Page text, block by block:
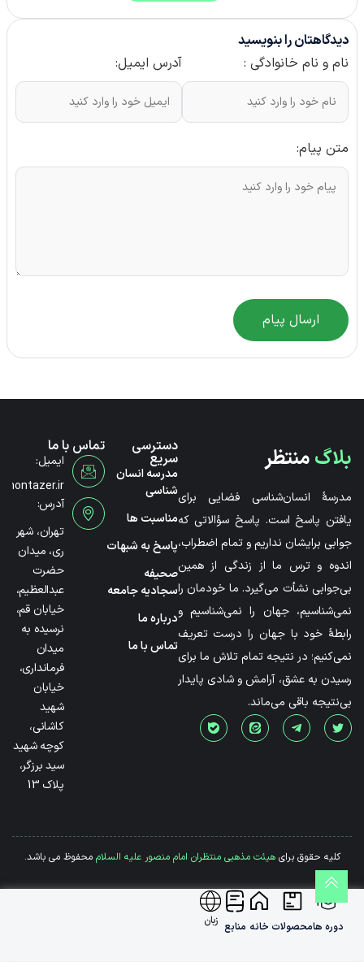
دیدگاهتان را بنویسید
نام و نام خانوادگی :
آدرس ایمیل:
متن پیام:
ارسال پیام
بلاگمنتظر
مدرسۀ انسان‌شناسی فضایی برای
یافتن پاسخ است. پاسخ سؤالاتی که
جوابی برایشان نداریم و تمام اضطراب،
اندوه و ترس ما از زندگی از همین
بی‌جوابی نشأت می‌گیرد. ما خودمان را
نمی‌شناسیم، جهان را نمی‌شناسیم و
رابطۀ خود با جهان را درست تعریف
نمی‌کنیم؛ در نتیجه تمام تلاش ما برای
رسیدن به عشق، آرامش و شادی پایدار
بی‌نتیجه باقی می‌ماند.
دسترسی
سریع
مدرسه انسان
شناسی
مناسبت ها
پاسخ به شبهات
صحیفه
سجادیه جامعه
درباره ما
تماس با ما
تماس با ما
ایمیل:
آدرس:
تهران، شهر
ری، میدان
حضرت
عبدالعظیم،
خیابان قم،
نرسیده به
میدان
فرمانداری،
خیابان
شهید
کاشانی،
کوچه شهید
سید برزگر،
پلاک 13
کلیه حقوق برایهیئت مذهبی منتظران امام منصور علیه السلاممحفوظ می باشد.
دوره هامحصولات خانه منابع زبان